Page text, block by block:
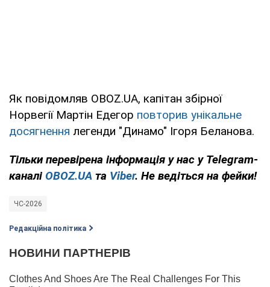
Як повідомляв OBOZ.UA, капітан збірної
Норвегії Мартін Едегор повторив унікальне
досягнення легенди "Динамо" Ігоря Беланова.
Тільки перевірена інформація у нас у Telegram-
каналі OBOZ.UA та Viber. Не ведіться на фейки!
ЧС-2026
Редакційна політика